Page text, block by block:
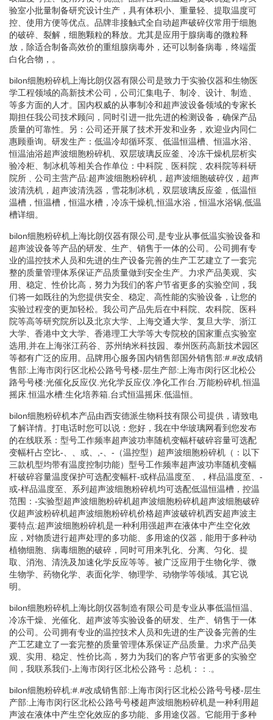
验室小批量制备研究设计生产，具有体积小、重量轻、提取温度可
控、使用方便等优点。品牌非接触式全自动超声破碎仪常用于细胞
的破碎、裂解，细胞颗粒的释放。尤其是应用于腺病毒的微粒释
放，除适合制备高效价的重组腺病毒外，还可以制备病毒，终端蛋
白化合物，。
bilon细胞粉碎机上海比朗仪器有限公司是致力于实验仪器和生物医
学工程领域的高新技术公司，公司汇集电子、制冷、设计、制造、
等多方面的人才。国内权威的从事制冷和超声波设备领域的专家长
期担任我公司技术顾问，同时引进一批先进的检测设备，确保产品
质量的可靠性。另：公司还开展了技术开发和业务，欢迎业内同仁
惠顾垂询。研发生产：低温冷却循环泵、低温恒温槽、恒温水浴、
恒温油浴超声波细胞粉碎机、双层玻璃反应釜、冷冻干燥机层析实
验冷柜、制冰机等相关合作单位：中科院﹑医科院﹑农科院等科研
院所﹑公司主营产品:超声波细胞粉碎机，超声波细胞破碎仪，超声
波清洗机，超声波清洗器，雪花制冰机，双层玻璃反应釜，低温恒
温槽，恒温槽，恒温水槽，冷冻干燥机,恒温水浴，恒温水浴锅,低温
槽详细。
bilon细胞粉碎机上海比朗仪器有限公司,是专业从事低温实验设备和
超声波设备等产品的研发、生产、销售于一体的公司。公司拥有专
业的温控技术人员和先进的生产设备完善的生产工艺建立了一套完
整的质量管理体系保证产品质量做到安全生产。力求产品美观、实
用、稳定、性价比高，努力为我们的客户节省更多的实验空间，我
们将一如既往的为您提供安全、稳定、高性能的实验设备，让您的
实验过程变的更加轻松。我公司产品先后在中科院、农科院、医科
院等高等研究院所以及北京大学、上海交通大学、复旦大学、浙江
大学、香港中文大学、香港理工大学等大专院校的国家重点实验室
选用,并在上海张江药谷、苏州纳米科技园、泰州医药高新技术园区
等都有广泛的应用。品牌用心服务国内销售部国外销售部:#.#改成销
售部:上海市闵行区北松公路号号楼-层生产部:上海市闵行区北松公
路号号楼:光催化反应仪.光化学反应仪.净化工作台.万能粉碎机.恒温
摇床.恒温水槽:生化培养箱.台式恒温摇床.低温恒。
bilon细胞粉碎机本产品由西安德派生物科技有限公司提供，请致电
了解详情。打电话时您可以说：您好，我在中华玻璃网看到您发布
的在线联系：型号工作频率超声波功率随机变幅杆破碎容量可选配
变幅杆占空比-、、或、,-、-（温控型）超声波细胞粉碎机（：以下
三款机型均带有温度控制功能）型号工作频率超声波功率随机变幅
杆破碎容量温度保护可选配变幅杆-或样品温度至、，样品温度至、-
或-样品温度至、系列超声波细胞粉碎机均可选配低温恒温槽，控温
范围：-实验型超声波细胞粉碎机超声波细胞粉碎机超声波细胞破碎
仪超声波粉碎机超声波细胞粉碎机价格超声波破碎机西安超声波主
要特点:超声波细胞粉碎机是一种利用强超声在液体中产生空化效
应，对物质进行超声处理的多功能、多用途的仪器，能用于多种动
植物细胞、病毒细胞的破碎，同时可用来乳化、分离、匀化、提
取、消泡、清洗及加速化学反应等等。被广泛应用于生物化学、微
生物学、药物化学、表面化学、物理学、动物学等领域。其它说
明。
bilon细胞粉碎机上海比朗仪器制造有限公司是专业从事低温恒温、
冷冻干燥、光催化、超声波等实验设备的研发、生产、销售于一体
的公司。公司拥有专业的温控技术人员和先进的生产设备完善的生
产工艺建立了一套完整的质量管理体系保证产品质量。力求产品美
观、实用、稳定、性价比高，努力为我们的客户节省更多的实验空
间，我联系我们-上海市闵行区北松公路号：总机：：.。
bilon细胞粉碎机:#.#改成销售部:上海市闵行区北松公路号号楼-层生
产部:上海市闵行区北松公路号号楼超声波细胞粉碎机是一种利用超
声波在液体中产生空化效应的多功能、多用途仪器。它能用于多种